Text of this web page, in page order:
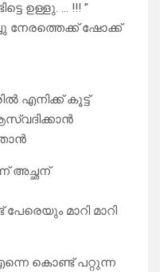
ഉള്ളു. … !!! ”
നേരത്തെക്ക് ഷോക്ക്
എനിക്ക് കൂട്ട്
അച്ഛന്
മാറി മാറി
കൊണ്ട് പറ്റുന്ന